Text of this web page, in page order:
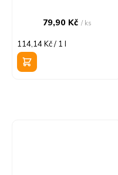
79,90 Kč/ ks
Měrná
cena:
114,14 Kč / 1 l